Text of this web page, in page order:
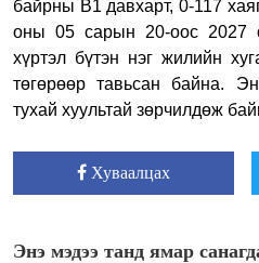
байрны В1 давхарт, 0-117
оны 05 сарын 20-оос 2027
хүртэл бүтэн нэг жилийн
төгөрөөр тавьсан байна.
тухай хуультай зөрчилдөж
Хуваалцах
Энэ мэдээ танд ямар